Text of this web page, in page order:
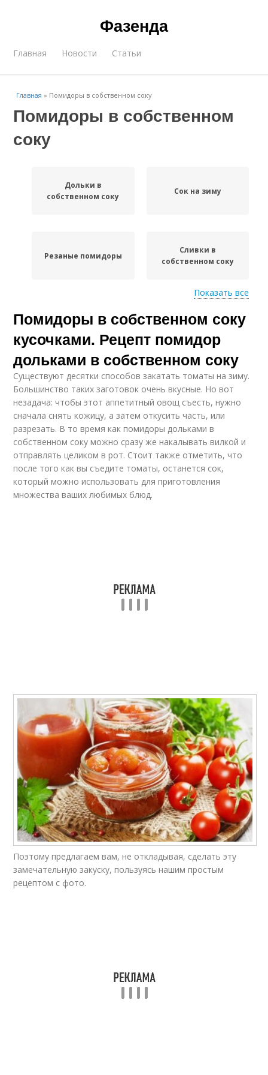
Фазенда
Главная Новости Статьи
Главная » Помидоры в собственном соку
Помидоры в собственном
соку
Дольки в
собственном соку
Сок на зиму
Резаные помидоры
Сливки в
собственном соку
Помидоры в
томатном соку
Сок с чесноком
Сок с луком
Томаты в
собственном соку
Сок без
стерилизации
Помидоры в
томатном соке
Сок со
стерилизацией
Сок в литровых
банках
Сок через мясорубку Помидоры на зиму
Собственный сок Сок без кожуры
Показать все
Помидоры в собственном соку
кусочками. Рецепт помидор
дольками в собственном соку
Существуют десятки способов закатать томаты на зиму.
Большинство таких заготовок очень вкусные. Но вот
незадача: чтобы этот аппетитный овощ съесть, нужно
сначала снять кожицу, а затем откусить часть, или
разрезать. В то время как помидоры дольками в
собственном соку можно сразу же накалывать вилкой и
отправлять целиком в рот. Стоит также отметить, что
после того как вы съедите томаты, останется сок,
который можно использовать для приготовления
множества ваших любимых блюд.
Поэтому предлагаем вам, не откладывая, сделать эту
замечательную закуску, пользуясь нашим простым
рецептом с фото.